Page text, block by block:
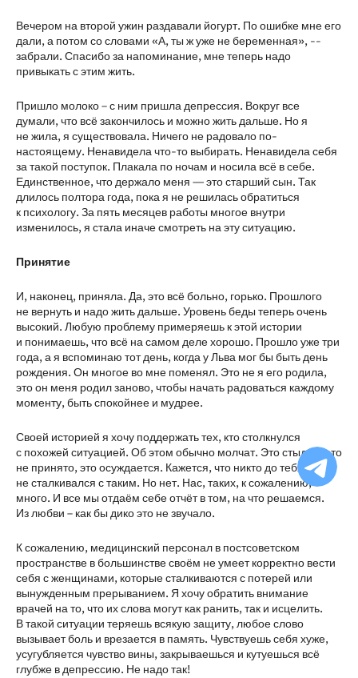
Вечером на второй ужин раздавали йогурт. По ошибке мне его
дали, а потом со словами «А, ты ж уже не беременная», --
забрали. Спасибо за напоминание, мне теперь надо
привыкать с этим жить.
Пришло молоко – с ним пришла депрессия. Вокруг все
думали, что всё закончилось и можно жить дальше. Но я
не жила, я существовала. Ничего не радовало по-
настоящему. Ненавидела что-то выбирать. Ненавидела себя
за такой поступок. Плакала по ночам и носила всё в себе.
Единственное, что держало меня — это старший сын. Так
длилось полтора года, пока я не решилась обратиться
к психологу. За пять месяцев работы многое внутри
изменилось, я стала иначе смотреть на эту ситуацию.
Принятие
И, наконец, приняла. Да, это всё больно, горько. Прошлого
не вернуть и надо жить дальше. Уровень беды теперь очень
высокий. Любую проблему примеряешь к этой истории
и понимаешь, что всё на самом деле хорошо. Прошло уже три
года, а я вспоминаю тот день, когда у Льва мог бы быть день
рождения. Он многое во мне поменял. Это не я его родила,
это он меня родил заново, чтобы начать радоваться каждому
моменту, быть спокойнее и мудрее.
Своей историей я хочу поддержать тех, кто столкнулся
с похожей ситуацией. Об этом обычно молчат. Это стыдно, это
не принято, это осуждается. Кажется, что никто до тебя
не сталкивался с таким. Но нет. Нас, таких, к сожалению,
много. И все мы отдаём себе отчёт в том, на что решаемся.
Из любви – как бы дико это не звучало.
К сожалению, медицинский персонал в постсоветском
пространстве в большинстве своём не умеет корректно вести
себя с женщинами, которые сталкиваются с потерей или
вынужденным прерыванием. Я хочу обратить внимание
врачей на то, что их слова могут как ранить, так и исцелить.
В такой ситуации теряешь всякую защиту, любое слово
вызывает боль и врезается в память. Чувствуешь себя хуже,
усугубляется чувство вины, закрываешься и кутуешься всё
глубже в депрессию. Не надо так!